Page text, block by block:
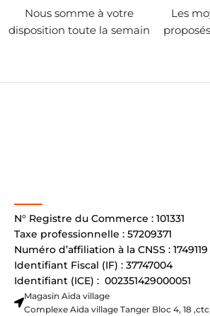
Nous somme à votre
disposition toute la semain
Les
N° Registre du Commerce : 101331
Taxe professionnelle : 57209371
Numéro d’affiliation à la CNSS : 1749119
Identifiant Fiscal (IF) : 37747004
Identifiant (ICE) : 002351429000051
Magasin Aida village
Complexe Aida village Tanger Bloc 4, 18